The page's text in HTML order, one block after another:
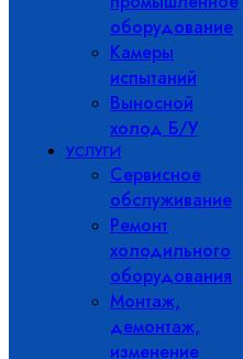
оборудование
Камеры
испытаний
Выносной
холод Б/У
УСЛУГИ
Сервисное
обслуживание
Ремонт
холодильного
оборудования
Монтаж,
демонтаж,
изменение